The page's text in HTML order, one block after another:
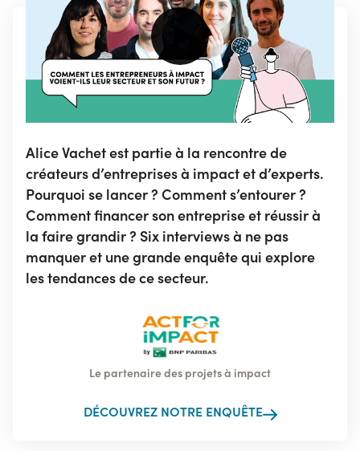
Alice Vachet est partie à la rencontre de
créateurs d’entreprises à impact et d’experts.
Pourquoi se lancer ? Comment s’entourer ?
Comment financer son entreprise et réussir à
la faire grandir ? Six interviews à ne pas
manquer et une grande enquête qui explore
les tendances de ce secteur.
Le partenaire des projets à impact
DÉCOUVREZ NOTRE ENQUÊTE